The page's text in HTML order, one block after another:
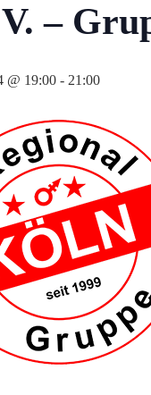
–
@ 19:00 - 21:00